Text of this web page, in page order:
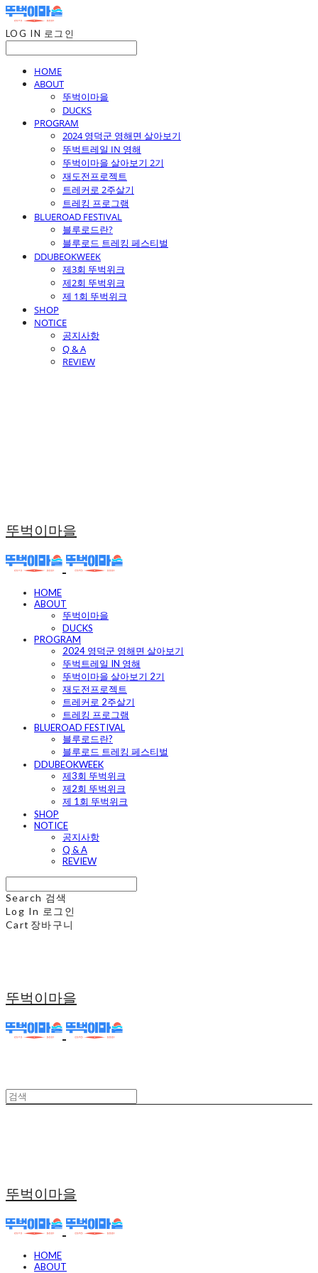
LOG IN 로그인
HOME
ABOUT
뚜벅이마을
DUCKS
PROGRAM
2024 영덕군 영해면 살아보기
뚜벅트레일 IN 영해
뚜벅이마을 살아보기 2기
재도전프로젝트
트레커로 2주살기
트레킹 프로그램
BLUEROAD FESTIVAL
블루로드란?
블루로드 트레킹 페스티벌
DDUBEOKWEEK
제3회 뚜벅위크
제2회 뚜벅위크
제 1회 뚜벅위크
SHOP
NOTICE
공지사항
Q & A
REVIEW
뚜벅이마을
HOME
ABOUT
뚜벅이마을
DUCKS
PROGRAM
2024 영덕군 영해면 살아보기
뚜벅트레일 IN 영해
뚜벅이마을 살아보기 2기
재도전프로젝트
트레커로 2주살기
트레킹 프로그램
BLUEROAD FESTIVAL
블루로드란?
블루로드 트레킹 페스티벌
DDUBEOKWEEK
제3회 뚜벅위크
제2회 뚜벅위크
제 1회 뚜벅위크
SHOP
NOTICE
공지사항
Q & A
REVIEW
Search 검색
Log In 로그인
Cart 장바구니
뚜벅이마을
뚜벅이마을
HOME
ABOUT